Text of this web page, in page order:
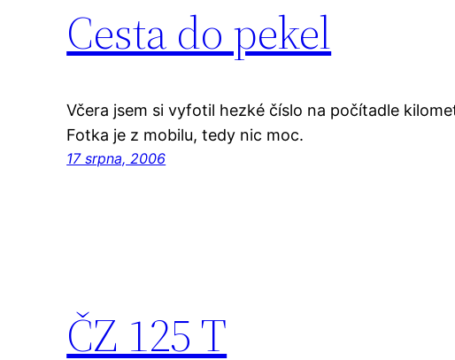
Cesta do pekel
Včera jsem si vyfotil hezké číslo na počítadle
Fotka je z mobilu, tedy nic moc.
17 srpna, 2006
ČZ 125 T